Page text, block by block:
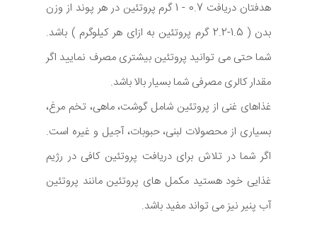
هدفتان دریافت 0.7 - 1 گرم پروتئین در هر پوند از وزن
بدن ( 1.5-2.2 گرم پروتئین به ازای هر کیلوگرم ) باشد.
شما حتی می توانید پروتئین بیشتری مصرف نمایید اگر
مقدار کالری مصرفی شما بسیار بالا باشد.
غذاهای غنی از پروتئین شامل گوشت، ماهی، تخم مرغ،
بسیاری از محصولات لبنی، حبوبات، آجیل و غیره است.
اگر شما در تلاش برای دریافت پروتئین کافی در رژیم
غذایی خود هستید مکمل های پروتئین مانند پروتئین
آب پنیر نیز می تواند مفید باشد.